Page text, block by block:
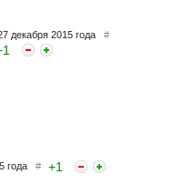
декабря 2015 года #
1
года # +1